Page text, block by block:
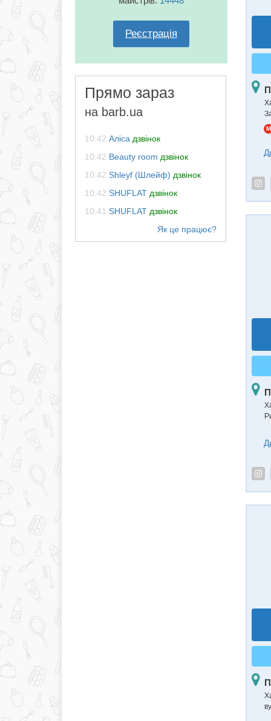
Реєстрація
Прямо зараз
на barb.ua
10:42 Алiса дзвінок
10:42 Beauty room дзвінок
10:42 Shleyf (Шлейф) дзвінок
10:42 SHUFLAT дзвінок
10:41 SHUFLAT дзвінок
M